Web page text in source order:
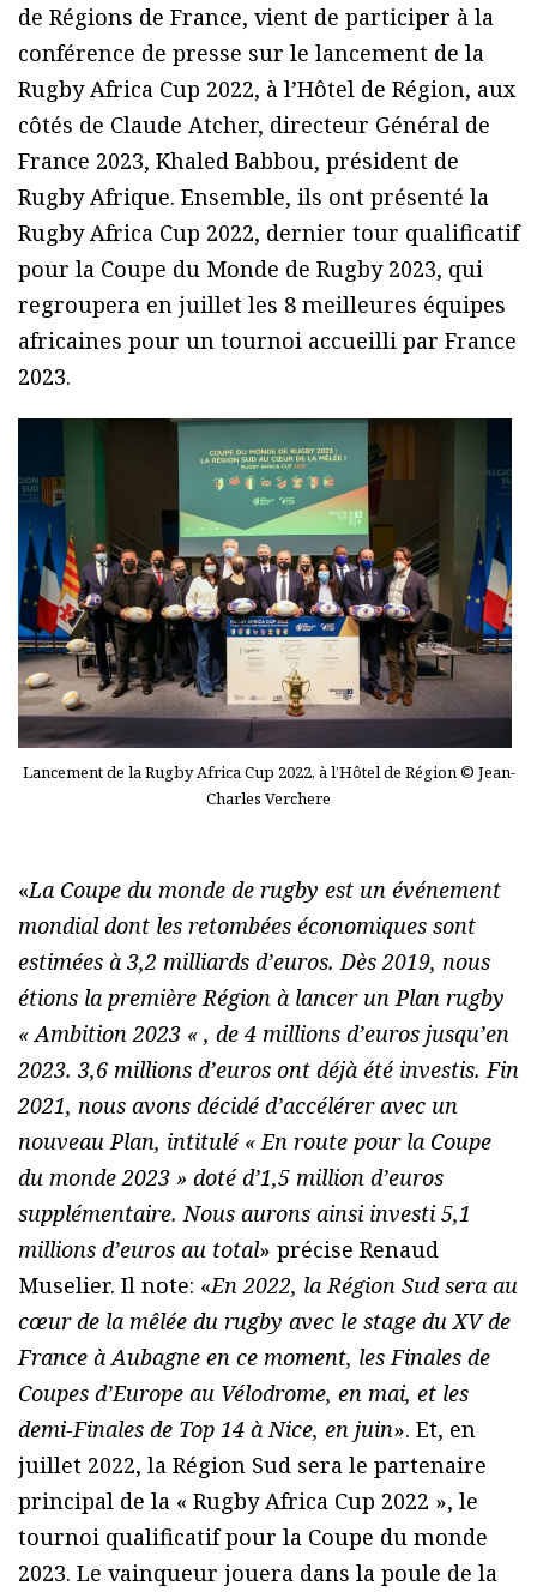
de Régions de France, vient de participer à la
conférence de presse sur le lancement de la
Rugby Africa Cup 2022, à l’Hôtel de Région, aux
côtés de Claude Atcher, directeur Général de
France 2023, Khaled Babbou, président de
Rugby Afrique. Ensemble, ils ont présenté la
Rugby Africa Cup 2022, dernier tour qualificatif
pour la Coupe du Monde de Rugby 2023, qui
regroupera en juillet les 8 meilleures équipes
africaines pour un tournoi accueilli par France
2023.
Lancement de la Rugby Africa Cup 2022, à l’Hôtel de Région © Jean-
Charles Verchere
«La Coupe du monde de rugby est un événement
mondial dont les retombées économiques sont
estimées à 3,2 milliards d’euros. Dès 2019, nous
étions la première Région à lancer un Plan rugby
« Ambition 2023 « , de 4 millions d’euros jusqu’en
2023. 3,6 millions d’euros ont déjà été investis. Fin
2021, nous avons décidé d’accélérer avec un
nouveau Plan, intitulé « En route pour la Coupe
du monde 2023 » doté d’1,5 million d’euros
supplémentaire. Nous aurons ainsi investi 5,1
millions d’euros au total» précise Renaud
Muselier. Il note: «En 2022, la Région Sud sera au
cœur de la mêlée du rugby avec le stage du XV de
France à Aubagne en ce moment, les Finales de
Coupes d’Europe au Vélodrome, en mai, et les
demi-Finales de Top 14 à Nice, en juin». Et, en
juillet 2022, la Région Sud sera le partenaire
principal de la « Rugby Africa Cup 2022 », le
tournoi qualificatif pour la Coupe du monde
2023. Le vainqueur jouera dans la poule de la